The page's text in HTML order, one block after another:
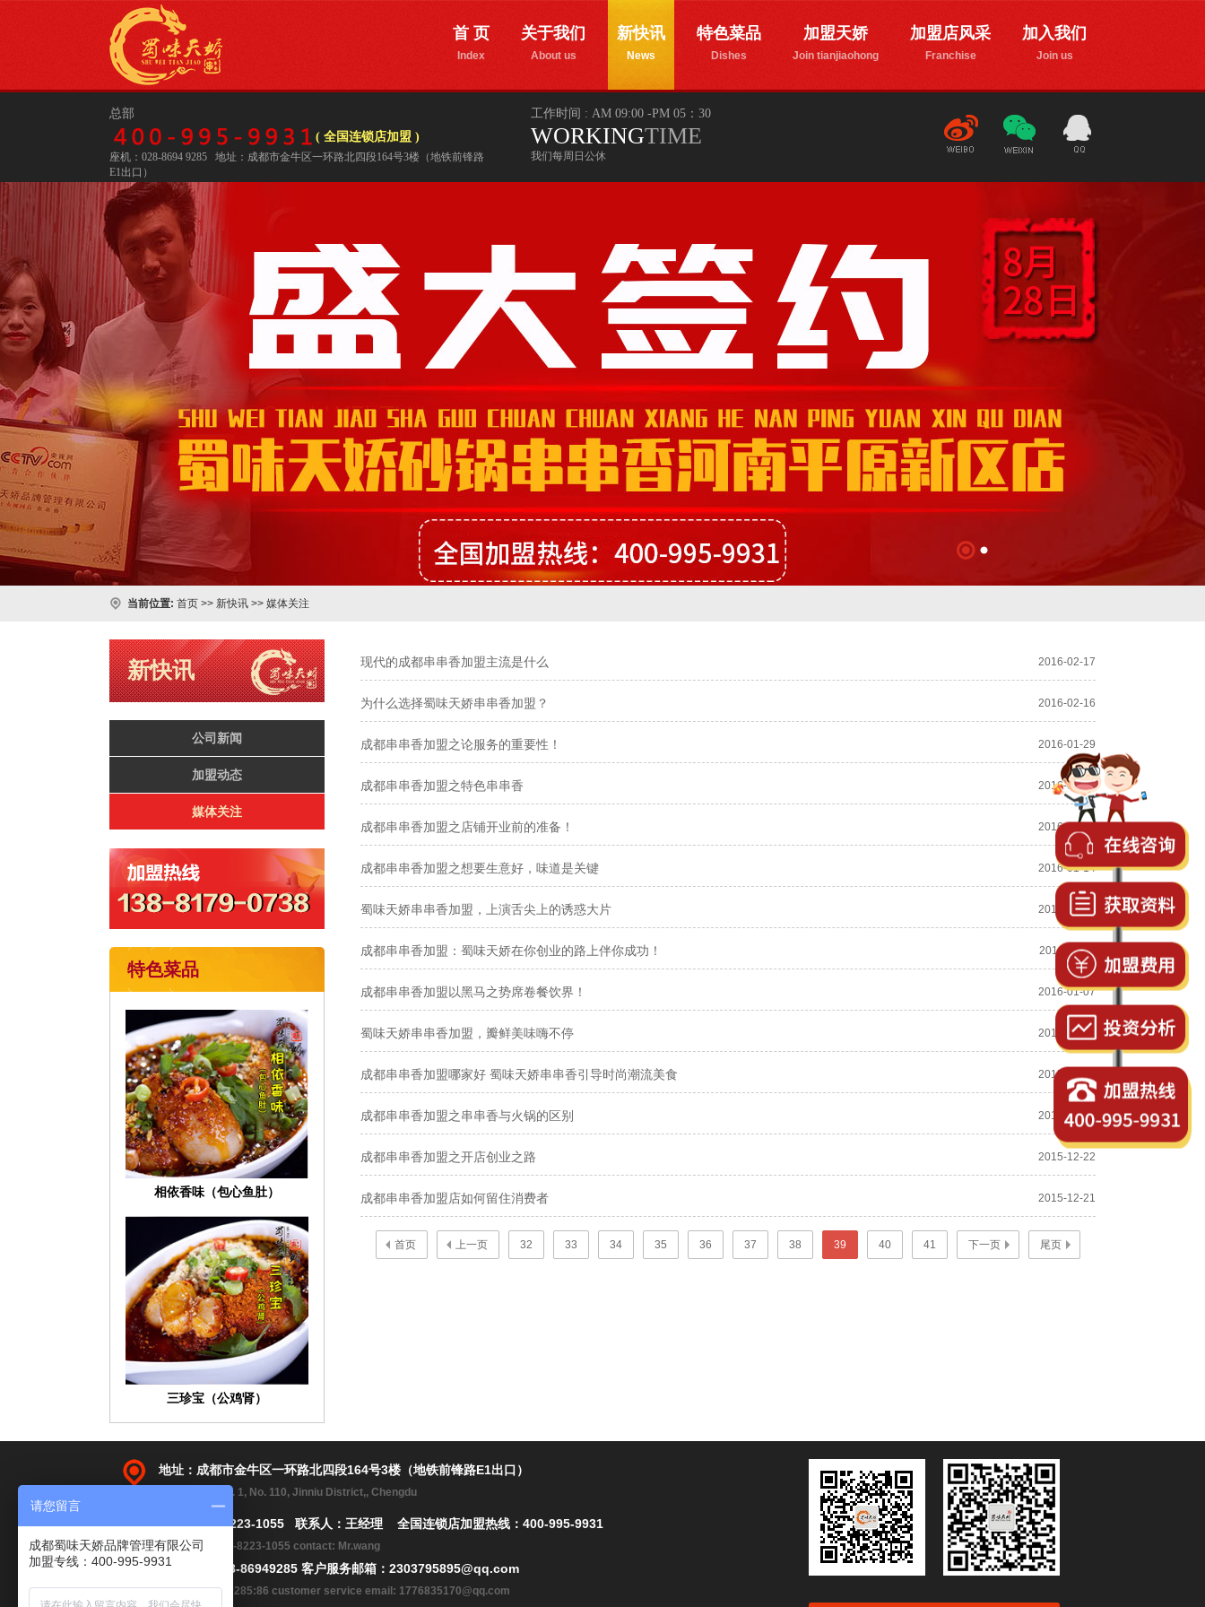
首 页
Index
关于我们
About us
新快讯
News
特色菜品
Dishes
加盟天娇
Join tianjiaohong
加盟店风采
Franchise
加入我们
Join us
总部
( 全国连锁店加盟 )
座机：028-8694 9285 地址：成都市金牛区一环路北四段164号3楼（地铁前锋路
E1出口）
工作时间 : AM 09:00 -PM 05：30
WORKINGTIME
我们每周日公休
新
当前位置: 首页 >> 新快讯 >> 媒体关注
新快讯
公司新闻
加盟动态
媒体关注
特色菜品
相依香味（包心鱼肚）
三珍宝（公鸡肾）
2016-02-17
现代的成都串串香加盟主流是什么
2016-02-16
为什么选择蜀味天娇串串香加盟？
2016-01-29
成都串串香加盟之论服务的重要性！
2016-01-25
成都串串香加盟之特色串串香
2016-01-19
成都串串香加盟之店铺开业前的准备！
2016-01-14
成都串串香加盟之想要生意好，味道是关键
2016-01-12
蜀味天娇串串香加盟，上演舌尖上的诱惑大片
2016-01-11
成都串串香加盟：蜀味天娇在你创业的路上伴你成功！
2016-01-07
成都串串香加盟以黑马之势席卷餐饮界！
2016-01-04
蜀味天娇串串香加盟，瓣鲜美味嗨不停
2015-12-31
成都串串香加盟哪家好 蜀味天娇串串香引导时尚潮流美食
2015-12-25
成都串串香加盟之串串香与火锅的区别
2015-12-22
成都串串香加盟之开店创业之路
2015-12-21
成都串串香加盟店如何留住消费者
首页 上一页 32 33 34 35 36 37 38 39 40 41 下一页 尾页
地址：成都市金牛区一环路北四段164号3楼（地铁前锋路E1出口）
Address:2, No. 1, No. 110, Jinniu District,, Chengdu
手机：183-8223-1055 联系人：王经理 全国连锁店加盟热线：400-995-9931
Telephone:183-8223-1055 contact: Mr.wang
电话：86 028-86949285 客户服务邮箱：2303795895@qq.com
tell: 028-86949285:86 customer service email: 1776835170@qq.com
请您留言
成都蜀味天娇品牌管理有限公司
加盟专线：400-995-9931